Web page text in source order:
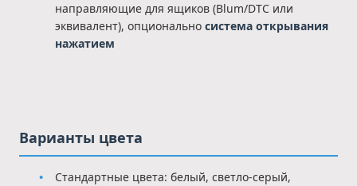
направляющие для ящиков (Blum/DTC или
эквивалент), опционально система открывания
нажатием
Варианты цвета
Стандартные цвета: белый, светло-серый,